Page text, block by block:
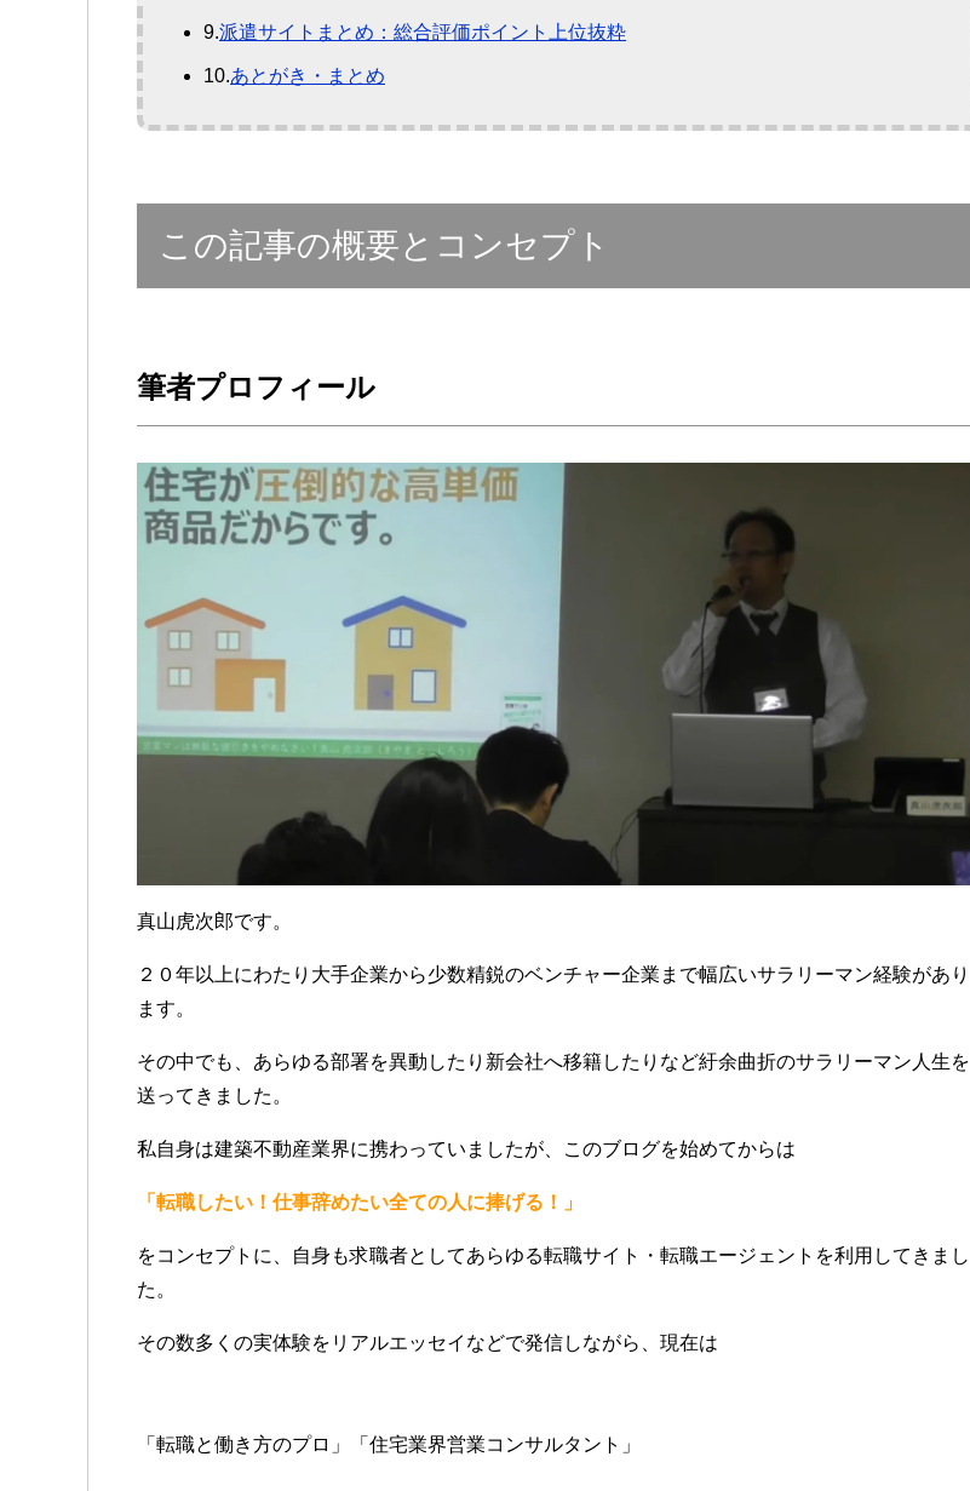
9.派遣サイトまとめ：総合評価ポイント上位抜粋
10.あとがき・まとめ
この記事の概要とコンセプト
筆者プロフィール
真山虎次郎です。
２０年以上にわたり大手企業から少数精鋭のベンチャー企業まで幅広いサラリーマン経験があり
ます。
その中でも、あらゆる部署を異動したり新会社へ移籍したりなど紆余曲折のサラリーマン人生を
送ってきました。
私自身は建築不動産業界に携わっていましたが、このブログを始めてからは
「転職したい！仕事辞めたい全ての人に捧げる！」
をコンセプトに、自身も求職者としてあらゆる転職サイト・転職エージェントを利用してきまし
た。
その数多くの実体験をリアルエッセイなどで発信しながら、現在は
「転職と働き方のプロ」「住宅業界営業コンサルタント」